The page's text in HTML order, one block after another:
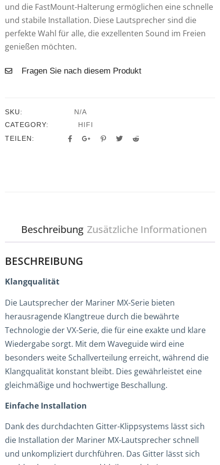
und die FastMount-Halterung ermöglichen eine schnelle
und stabile Installation. Diese Lautsprecher sind die
perfekte Wahl für alle, die exzellenten Sound im Freien
genießen möchten.
Fragen Sie nach diesem Produkt
SKU:
N/A
CATEGORY:
HIFI
TEILEN:
Beschreibung Zusätzliche Informationen
BESCHREIBUNG
Klangqualität
Die Lautsprecher der Mariner MX-Serie bieten
herausragende Klangtreue durch die bewährte
Technologie der VX-Serie, die für eine exakte und klare
Wiedergabe sorgt. Mit dem Waveguide wird eine
besonders weite Schallverteilung erreicht, während die
Klangqualität konstant bleibt. Dies gewährleistet eine
gleichmäßige und hochwertige Beschallung.
Einfache Installation
Dank des durchdachten Gitter-Klippsystems lässt sich
die Installation der Mariner MX-Lautsprecher schnell
und unkompliziert durchführen. Das Gitter lässt sich